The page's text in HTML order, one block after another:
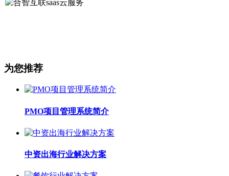
为您推荐
PMO项目管理系统简介
中资出海行业解决方案